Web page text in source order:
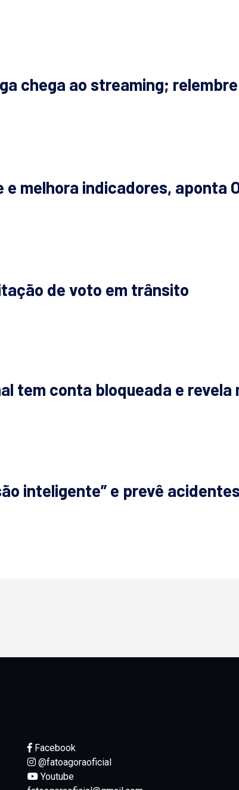
chega ao streaming;
e melhora indicadores, aponta
de voto em trânsito
tem conta bloqueada e
inteligente” e prevê
Facebook
@fatoagoraoficial
Youtube